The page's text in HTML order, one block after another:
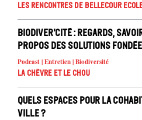
Les rencontres de Bellecour
Biodiver’cité : regards,
propos des solutions
Podcast | Entretien | Biodiversité
La chèvre et le chou
Quels espaces pour la
ville ?